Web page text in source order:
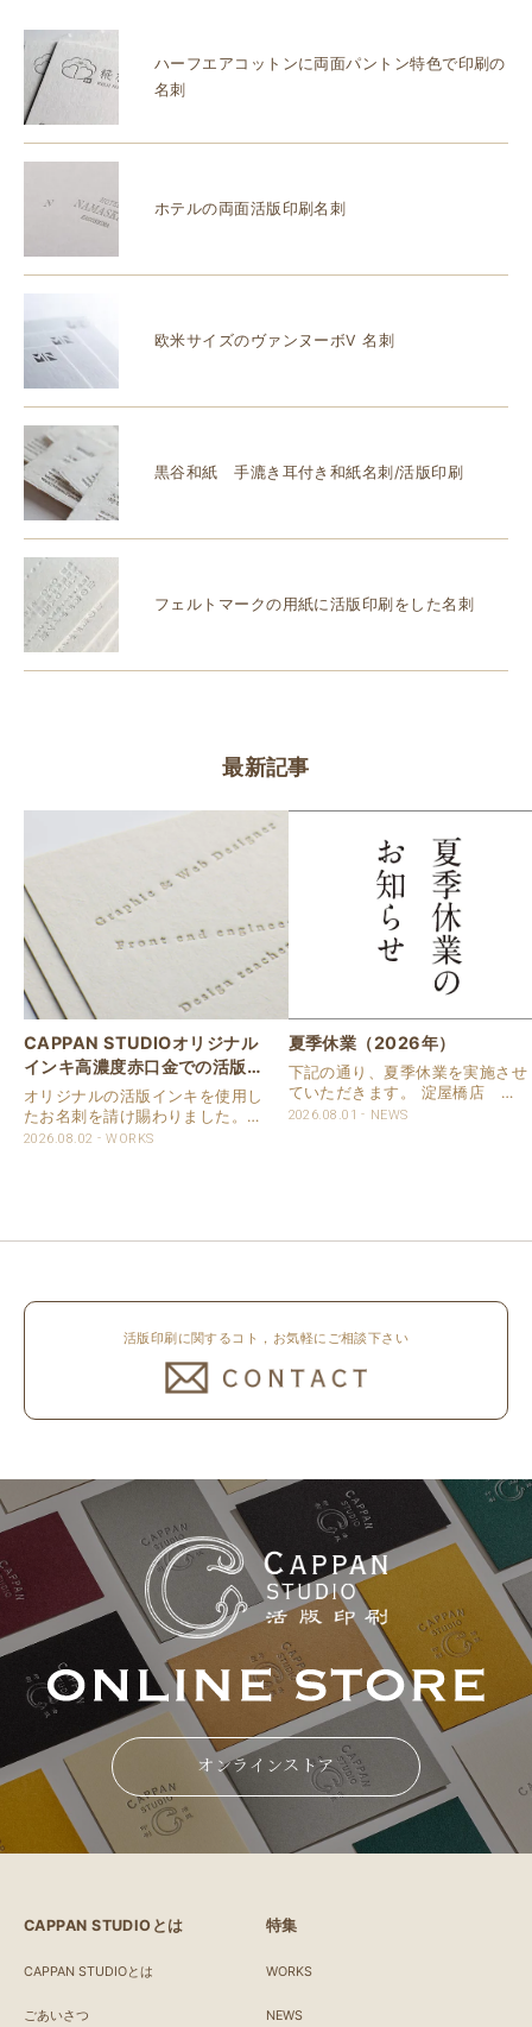
ハーフエアコットンに両面パントン特色で印刷の
名刺
ホテルの両面活版印刷名刺
欧米サイズのヴァンヌーボV 名刺
黒谷和紙 手漉き耳付き和紙名刺/活版印刷
フェルトマークの用紙に活版印刷をした名刺
最新記事
CAPPAN STUDIOオリジナル
インキ高濃度赤口金での活版名
刺
オリジナルの活版インキを使用し
たお名刺を請け賜わりました。
用紙は新バフン紙Nのきぬを使用
2026.08.02 WORKS
夏季休業（2026年）
下記の通り、夏季休業を実施させ
ていただきます。 淀屋橋店 通
常営業いたします。 奈良店 8月
2026.08.01 NEWS
活版印刷に関するコト，お気軽にご相談下さい
オンラインストア
CAPPAN STUDIOとは
CAPPAN STUDIOとは
ごあいさつ
特集
WORKS
NEWS